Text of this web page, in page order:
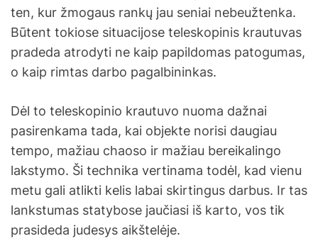
ten, kur žmogaus rankų jau seniai nebeužtenka.
Būtent tokiose situacijose teleskopinis krautuvas
pradeda atrodyti ne kaip papildomas patogumas,
o kaip rimtas darbo pagalbininkas.
Dėl to teleskopinio krautuvo nuoma dažnai
pasirenkama tada, kai objekte norisi daugiau
tempo, mažiau chaoso ir mažiau bereikalingo
lakstymo. Ši technika vertinama todėl, kad vienu
metu gali atlikti kelis labai skirtingus darbus. Ir tas
lankstumas statybose jaučiasi iš karto, vos tik
prasideda judesys aikštelėje.